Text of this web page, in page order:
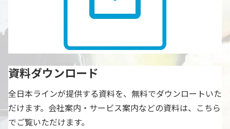
資料ダウンロード
全日本ラインが提供する資料を、無料でダウンロートいた
だけます。会社案内・サービス案内などの資料は、こちら
でご覧いただけます。